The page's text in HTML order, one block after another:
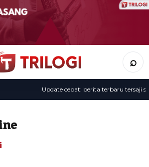
⌕
Update cepat: berita terbaru tersaji